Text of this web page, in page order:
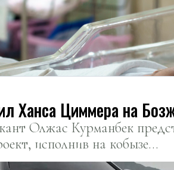
Ханса Циммера на
Олжас Курманбек
исполнив на кобызе
Циммера.